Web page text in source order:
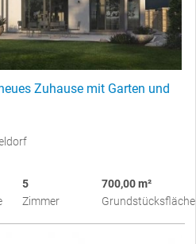
Zuhause mit Garten und
5
Zimmer
700,00 m²
Grundstücksfläche